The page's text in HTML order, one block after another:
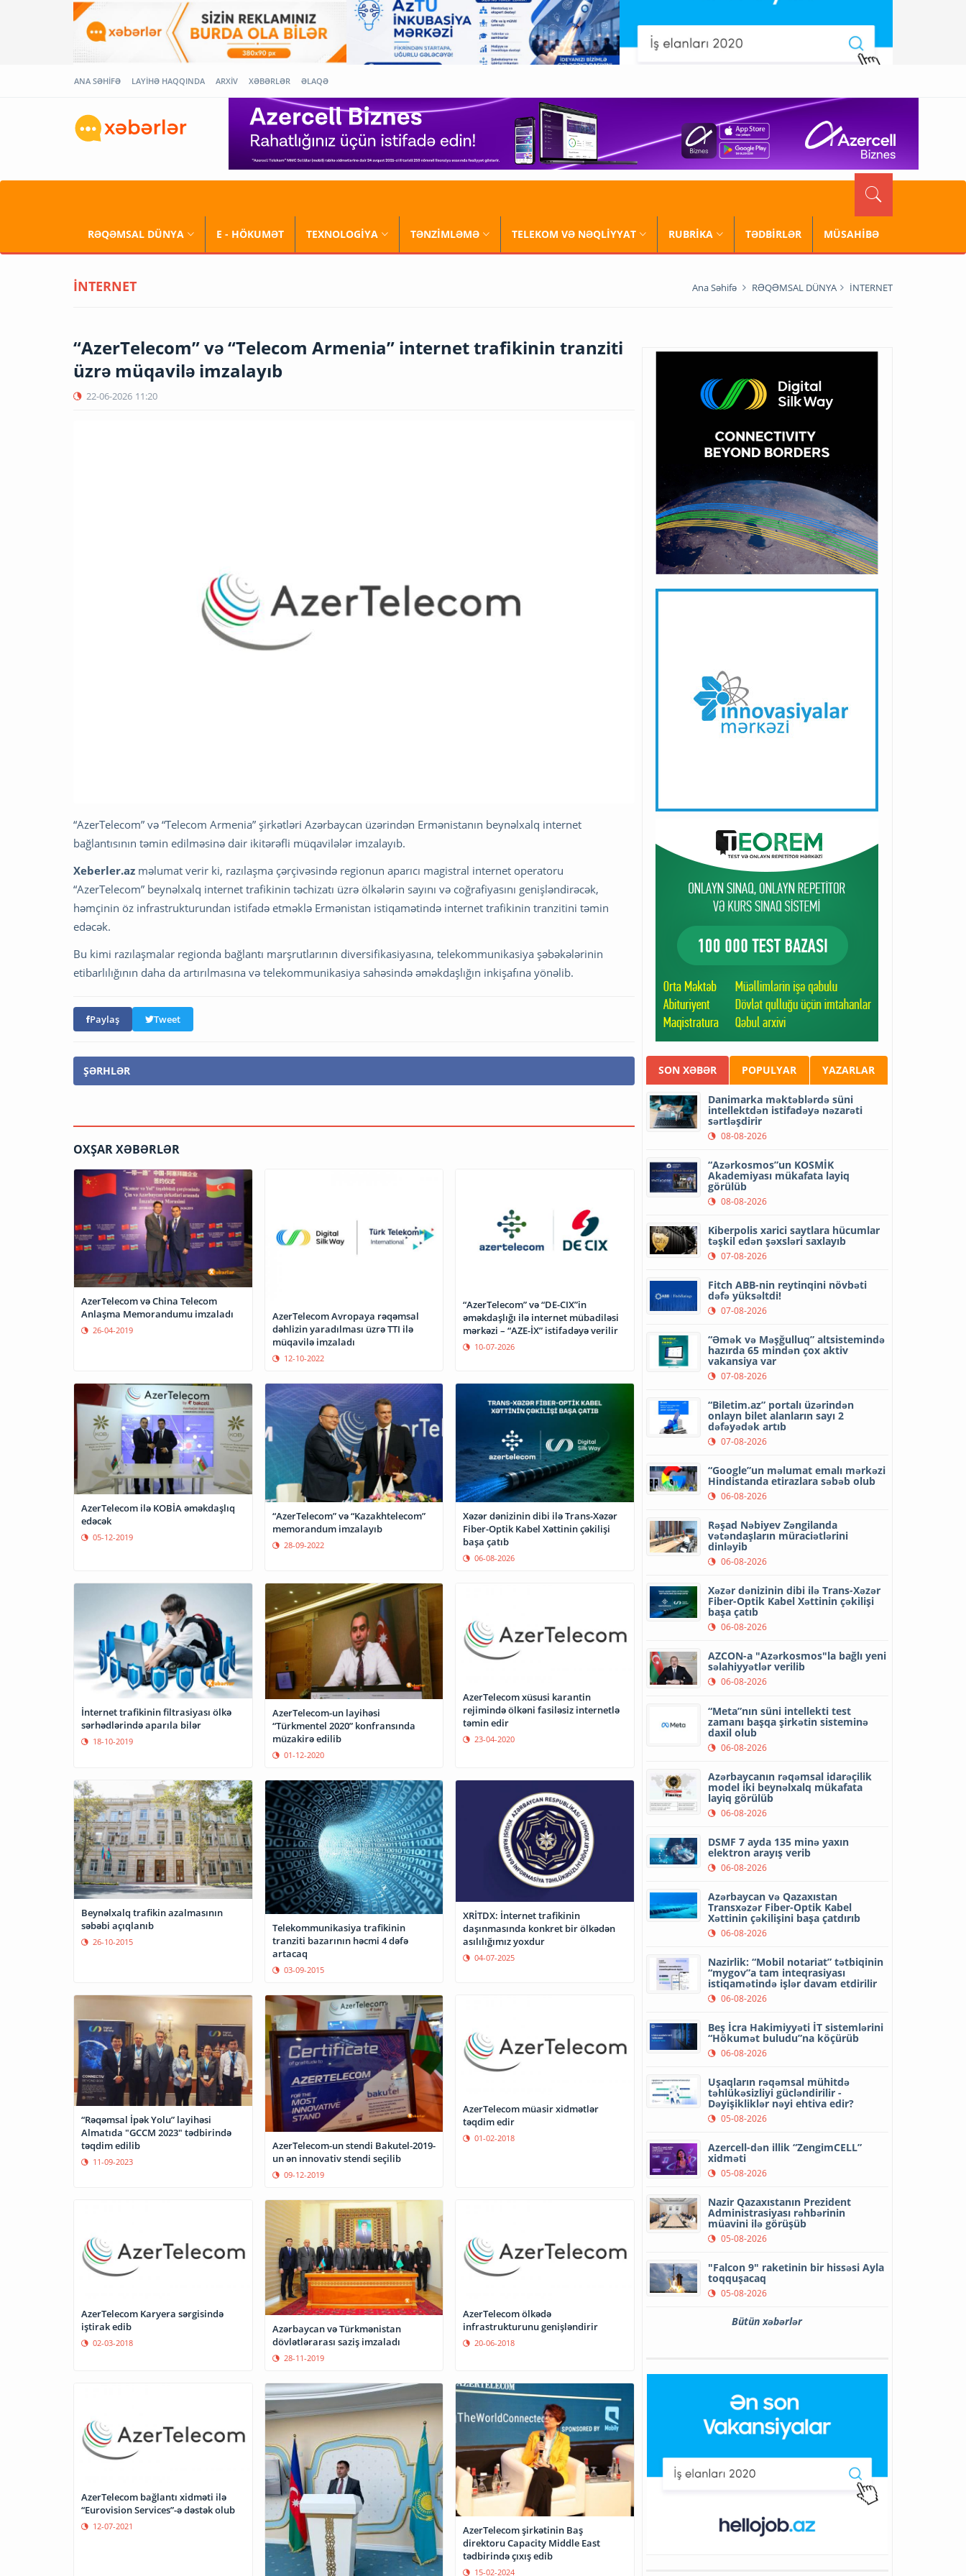
ANA SƏHİFƏ LAYİHƏ HAQQINDA ARXİV XƏBƏRLƏR ƏLAQƏ
RƏQƏMSAL DÜNYA E - HÖKUMƏT TEXNOLOGİYA TƏNZİMLƏMƏ TELEKOM VƏ NƏQLİYYAT RUBRİKA TƏDBİRLƏR MÜSAHİBƏ
İNTERNET Ana Səhifə RƏQƏMSAL DÜNYA İNTERNET
“AzerTelecom” və “Telecom Armenia” internet trafikinin tranziti
üzrə müqavilə imzalayıb
22-06-2026 11:20
“AzerTelecom” və “Telecom Armenia” şirkətləri Azərbaycan üzərindən Ermənistanın beynəlxalq internet
bağlantısının təmin edilməsinə dair ikitərəfli müqavilələr imzalayıb.
Xeberler.az məlumat verir ki, razılaşma çərçivəsində regionun aparıcı magistral internet operatoru
“AzerTelecom” beynəlxalq internet trafikinin təchizatı üzrə ölkələrin sayını və coğrafiyasını genişləndirəcək,
həmçinin öz infrastrukturundan istifadə etməklə Ermənistan istiqamətində internet trafikinin tranzitini təmin
edəcək.
Bu kimi razılaşmalar regionda bağlantı marşrutlarının diversifikasiyasına, telekommunikasiya şəbəkələrinin
etibarlılığının daha da artırılmasına və telekommunikasiya sahəsində əməkdaşlığın inkişafına yönəlib.
Paylaş Tweet
ŞƏRHLƏR
OXŞAR XƏBƏRLƏR
AzerTelecom və China Telecom
Anlaşma Memorandumu imzaladı
26-04-2019
AzerTelecom Avropaya rəqəmsal
dəhlizin yaradılması üzrə TTI ilə
müqavilə imzaladı
12-10-2022
“AzerTelecom” və “DE-CIX”in
əməkdaşlığı ilə internet mübadiləsi
mərkəzi – “AZE-İX” istifadəyə verilir
10-07-2026
AzerTelecom ilə KOBİA əməkdaşlıq
edəcək
05-12-2019
“AzerTelecom” və “Kazakhtelecom”
memorandum imzalayıb
28-09-2022
Xəzər dənizinin dibi ilə Trans-Xəzər
Fiber-Optik Kabel Xəttinin çəkilişi
başa çatıb
06-08-2026
İnternet trafikinin filtrasiyası ölkə
sərhədlərində aparıla bilər
18-10-2019
AzerTelecom-un layihəsi
“Türkmentel 2020” konfransında
müzakirə edilib
01-12-2020
AzerTelecom xüsusi karantin
rejimində ölkəni fasiləsiz internetlə
təmin edir
23-04-2020
Beynəlxalq trafikin azalmasının
səbəbi açıqlanıb
26-10-2015
Telekommunikasiya trafikinin
tranziti bazarının həcmi 4 dəfə
artacaq
03-09-2015
XRİTDX: İnternet trafikinin
daşınmasında konkret bir ölkədən
asılılığımız yoxdur
04-07-2025
“Rəqəmsal İpək Yolu” layihəsi
Almatıda "GCCM 2023" tədbirində
təqdim edilib
11-09-2023
AzerTelecom-un stendi Bakutel-2019-
un ən innovativ stendi seçilib
09-12-2019
AzerTelecom müasir xidmətlər
təqdim edir
01-02-2018
AzerTelecom Karyera sərgisində
iştirak edib
02-03-2018
Azərbaycan və Türkmənistan
dövlətlərarası saziş imzaladı
28-11-2019
AzerTelecom ölkədə
infrastrukturunu genişləndirir
20-06-2018
AzerTelecom bağlantı xidməti ilə
“Eurovision Services”-ə dəstək olub
12-07-2021
AzerTelecom şirkətinin Baş
direktoru Capacity Middle East
tədbirində çıxış edib
15-02-2024
SON XƏBƏR POPULYAR YAZARLAR
Danimarka məktəblərdə süni
intellektdən istifadəyə nəzarəti
sərtləşdirir
08-08-2026
“Azərkosmos”un KOSMİK
Akademiyası mükafata layiq
görülüb
08-08-2026
Kiberpolis xarici saytlara hücumlar
təşkil edən şəxsləri saxlayıb
07-08-2026
Fitch ABB-nin reytinqini növbəti
dəfə yüksəltdi!
07-08-2026
“Əmək və Məşğulluq” altsistemində
hazırda 65 mindən çox aktiv
vakansiya var
07-08-2026
“Biletim.az” portalı üzərindən
onlayn bilet alanların sayı 2
dəfəyədək artıb
07-08-2026
“Google”un məlumat emalı mərkəzi
Hindistanda etirazlara səbəb olub
06-08-2026
Rəşad Nəbiyev Zəngilanda
vətəndaşların müraciətlərini
dinləyib
06-08-2026
Xəzər dənizinin dibi ilə Trans-Xəzər
Fiber-Optik Kabel Xəttinin çəkilişi
başa çatıb
06-08-2026
AZCON-a "Azərkosmos"la bağlı yeni
səlahiyyətlər verilib
06-08-2026
“Meta”nın süni intellekti test
zamanı başqa şirkətin sisteminə
daxil olub
06-08-2026
Azərbaycanın rəqəmsal idarəçilik
model iki beynəlxalq mükafata
layiq görülüb
06-08-2026
DSMF 7 ayda 135 minə yaxın
elektron arayış verib
06-08-2026
Azərbaycan və Qazaxıstan
Transxəzər Fiber-Optik Kabel
Xəttinin çəkilişini başa çatdırıb
06-08-2026
Nazirlik: “Mobil notariat” tətbiqinin
“mygov”a tam inteqrasiyası
istiqamətində işlər davam etdirilir
06-08-2026
Beş İcra Hakimiyyəti İT sistemlərini
“Hökumət buludu”na köçürüb
06-08-2026
Uşaqların rəqəmsal mühitdə
təhlükəsizliyi gücləndirilir -
Dəyişikliklər nəyi ehtiva edir?
05-08-2026
Azercell-dən illik “ZengimCELL”
xidməti
05-08-2026
Nazir Qazaxıstanın Prezident
Administrasiyası rəhbərinin
müavini ilə görüşüb
05-08-2026
"Falcon 9" raketinin bir hissəsi Ayla
toqquşacaq
05-08-2026
Bütün xəbərlər